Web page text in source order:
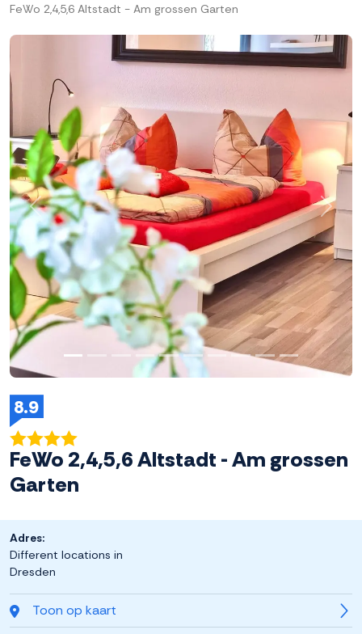
FeWo 2,4,5,6 Altstadt - Am grossen Garten
8.9
FeWo 2,4,5,6 Altstadt - Am grossen
Garten
Toon op kaart
Adres:
Different locations in
Dresden